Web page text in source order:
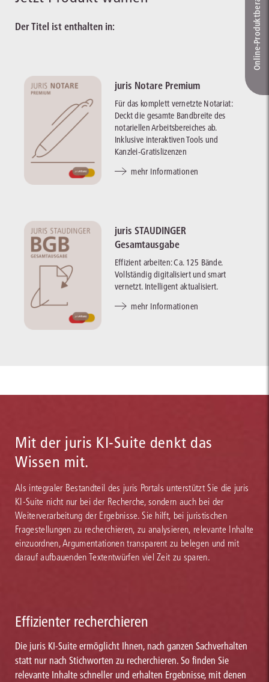
Der Titel ist enthalten in:
juris Notare Premium
Für das komplett vernetzte Notariat:
Deckt die gesamte Bandbreite des
notariellen Arbeitsbereiches ab.
Inklusive interaktiven Tools und
Kanzlei-Gratislizenzen
mehr Informationen
juris STAUDINGER
Gesamtausgabe
Effizient arbeiten: Ca. 125 Bände.
Vollständig digitalisiert und smart
vernetzt. Intelligent aktualisiert.
mehr Informationen
Mit der juris KI-Suite denkt das
Wissen mit.
Als integraler Bestandteil des juris Portals unterstützt Sie die juris
KI-Suite nicht nur bei der Recherche, sondern auch bei der
Weiterverarbeitung der Ergebnisse. Sie hilft, bei juristischen
Fragestellungen zu recherchieren, zu analysieren, relevante Inhalte
einzuordnen, Argumentationen transparent zu belegen und mit
darauf aufbauenden Textentwürfen viel Zeit zu sparen.
Effizienter recherchieren
Die juris KI-Suite ermöglicht Ihnen, nach ganzen Sachverhalten
statt nur nach Stichworten zu recherchieren. So finden Sie
relevante Inhalte schneller und erhalten Ergebnisse, mit denen
Online-Produkt­berater